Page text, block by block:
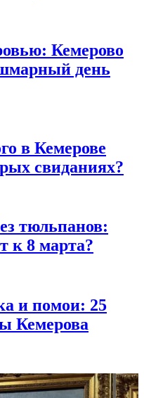
Кемерово
день
в Кемерове
свиданиях?
тюльпанов:
к 8 марта?
и помои: 25
Кемерова